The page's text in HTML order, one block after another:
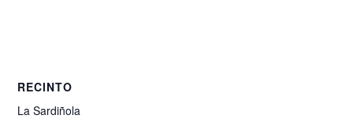
RECINTO
La Sardiñola